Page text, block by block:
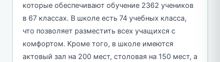
которые обеспечивают обучение 2362 учеников
в 67 классах. В школе есть 74 учебных класса,
что позволяет разместить всех учащихся с
комфортом. Кроме того, в школе имеются
актовый зал на 200 мест, столовая на 150 мест, а